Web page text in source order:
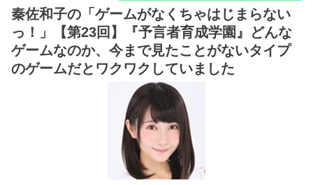
秦佐和子の「ゲームがなくちゃはじまらない
っ！」【第23回】『予言者育成学園』どんな
ゲームなのか、今まで見たことがないタイプ
のゲームだとワクワクしていました